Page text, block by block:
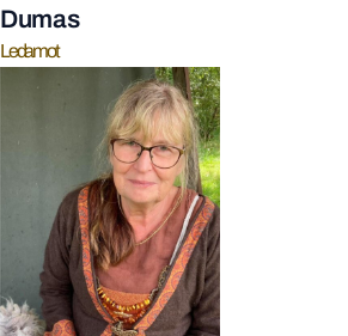
Dumas
Ledamot